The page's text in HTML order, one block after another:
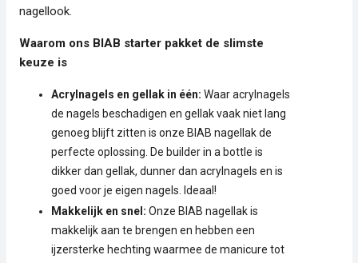
nagellook.
Waarom ons BIAB starter pakket de slimste
keuze is
Acrylnagels en gellak in één: Waar acrylnagels
de nagels beschadigen en gellak vaak niet lang
genoeg blijft zitten is onze BIAB nagellak de
perfecte oplossing. De builder in a bottle is
dikker dan gellak, dunner dan acrylnagels en is
goed voor je eigen nagels. Ideaal!
Makkelijk en snel: Onze BIAB nagellak is
makkelijk aan te brengen en hebben een
ijzersterke hechting waarmee de manicure tot